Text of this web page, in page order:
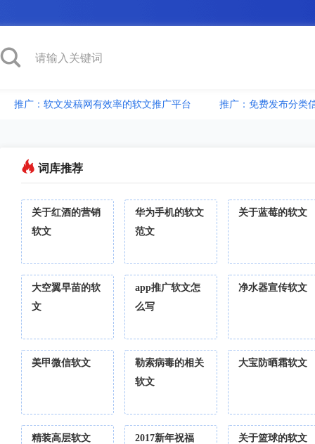
推广：软文发稿网有效率的软文推广平台 推广：免费发布分类
词库推荐
关于红酒的营销
软文
华为手机的软文
范文
关于蓝莓的软文
大空翼早苗的软
文
app推广软文怎
么写
净水器宣传软文
美甲微信软文
勒索病毒的相关
软文
大宝防晒霜软文
精装高层软文 2017新年祝福 关于篮球的软文